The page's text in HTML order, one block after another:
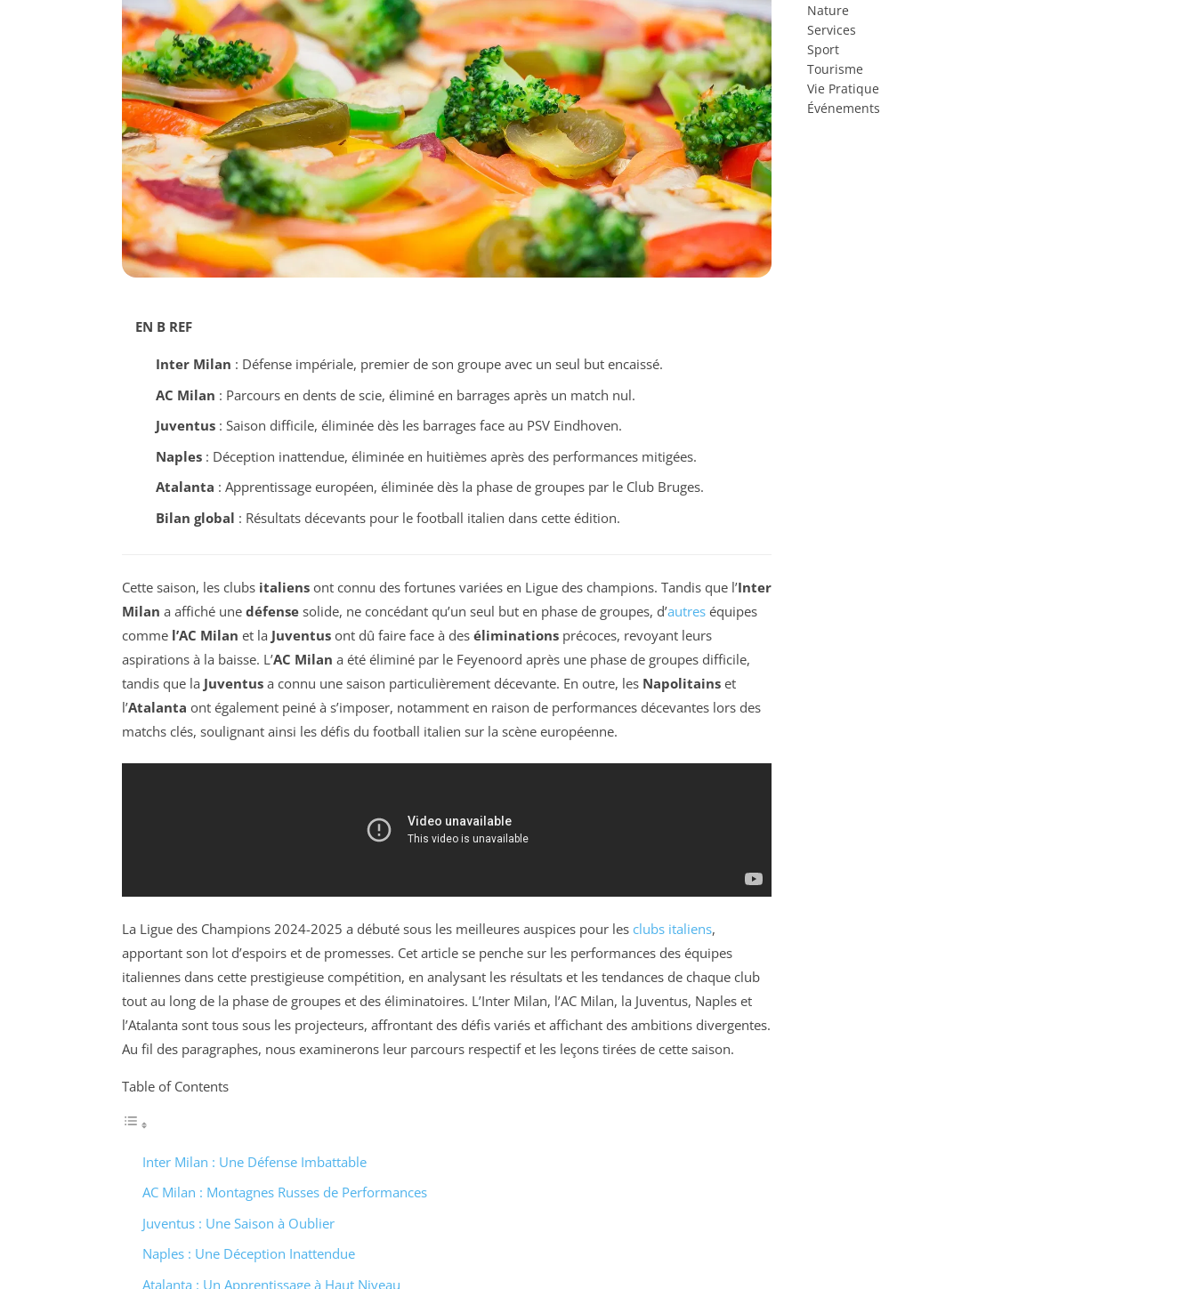
EN B REF
Inter Milan : Défense impériale, premier de son groupe avec un seul but encaissé.
AC Milan : Parcours en dents de scie, éliminé en barrages après un match nul.
Juventus: Saison difficile, éliminée dès les barrages face au PSV Eindhoven.
Naples: Déception inattendue, éliminée en huitièmes après des performances mitigées.
Atalanta : Apprentissage européen, éliminée dès la phase de groupes par le Club Bruges.
Bilan global : Résultats décevants pour le football italien dans cette édition.
Cette saison, les clubs italiens ont connu des fortunes variées en Ligue des champions. Tandis que l’Inter
Milan a affiché une défense solide, ne concédant qu’un seul but en phase de groupes, d’autres équipes
comme l’AC Milan et la Juventus ont dû faire face à des éliminations précoces, revoyant leurs
aspirations à la baisse. L’AC Milan a été éliminé par le Feyenoord après une phase de groupes difficile,
tandis que la Juventus a connu une saison particulièrement décevante. En outre, les Napolitains et
l’Atalanta ont également peiné à s’imposer, notamment en raison de performances décevantes lors des
matchs clés, soulignant ainsi les défis du football italien sur la scène européenne.
La Ligue des Champions 2024-2025 a débuté sous les meilleures auspices pour les clubs italiens,
apportant son lot d’espoirs et de promesses. Cet article se penche sur les performances des équipes
italiennes dans cette prestigieuse compétition, en analysant les résultats et les tendances de chaque club
tout au long de la phase de groupes et des éliminatoires. L’Inter Milan, l’AC Milan, la Juventus, Naples et
l’Atalanta sont tous sous les projecteurs, affrontant des défis variés et affichant des ambitions divergentes.
Au fil des paragraphes, nous examinerons leur parcours respectif et les leçons tirées de cette saison.
Table of Contents
Inter Milan : Une Défense Imbattable
AC Milan : Montagnes Russes de Performances
Juventus : Une Saison à Oublier
Naples : Une Déception Inattendue
Atalanta : Un Apprentissage à Haut Niveau
Nature
Services
Sport
Tourisme
Vie Pratique
Événements